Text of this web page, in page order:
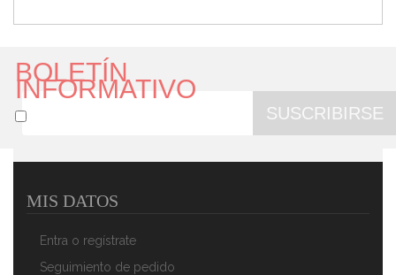
Gruesa Y Extra Suave 100% Microfibra, Lavable A
Máquina, Reversible Para Cama 90/105cm, Perla
BOLETÍN
INFORMATIVO
SUSCRIBIRSE
MIS DATOS
Entra o regístrate
Seguimiento de pedido